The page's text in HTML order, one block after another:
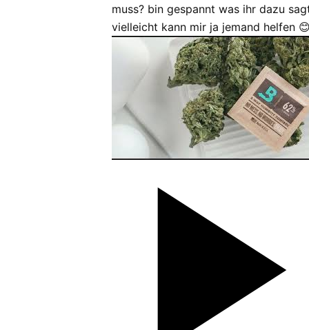
muss? bin gespannt was ihr dazu
vielleicht kann mir ja jemand helfen